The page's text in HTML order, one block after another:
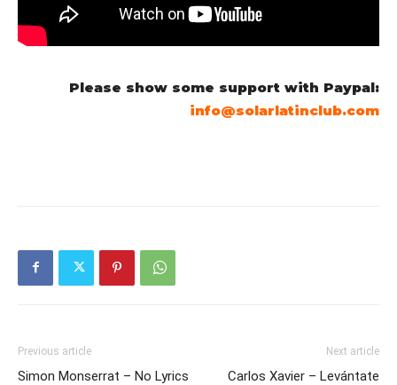
Please show some support with Paypal:
info@solarlatinclub.com
Previous article
Simon Monserrat – No Lyrics
Next article
Carlos Xavier – Levántate